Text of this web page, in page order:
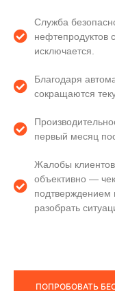
Служба
исключается.
Благодаря
сокращаются
первый месяц
Жалобы
объективно —
подтверждением
разобрать
ПОПРОБОВАТЬ